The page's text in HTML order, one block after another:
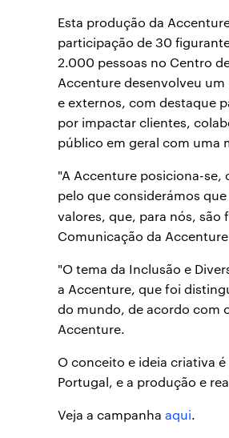
Esta produção da
participação de 30
2.000 pessoas no Centro
Accenture desenvolveu
e externos, com destaque
por impactar clientes,
público em geral com uma
"A Accenture posiciona-se,
pelo que considerámos
valores, que, para nós,
Comunicação da
"O tema da Inclusão e
a Accenture, que foi
do mundo, de acordo com
Accenture.
O conceito e ideia criativa
Portugal, e a produção e
Veja a campanha aqui.